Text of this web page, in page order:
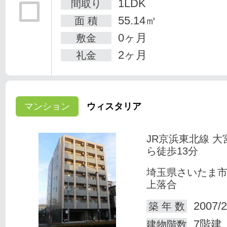
間取り 1LDK
面 積 55.14㎡
敷金 0ヶ月
礼金 2ヶ月
マンション ウィスタリア
JR京浜東北線 大
ら徒歩13分
埼玉県さいたま
上落合
築 年 数
2007/
建物階数 7階建